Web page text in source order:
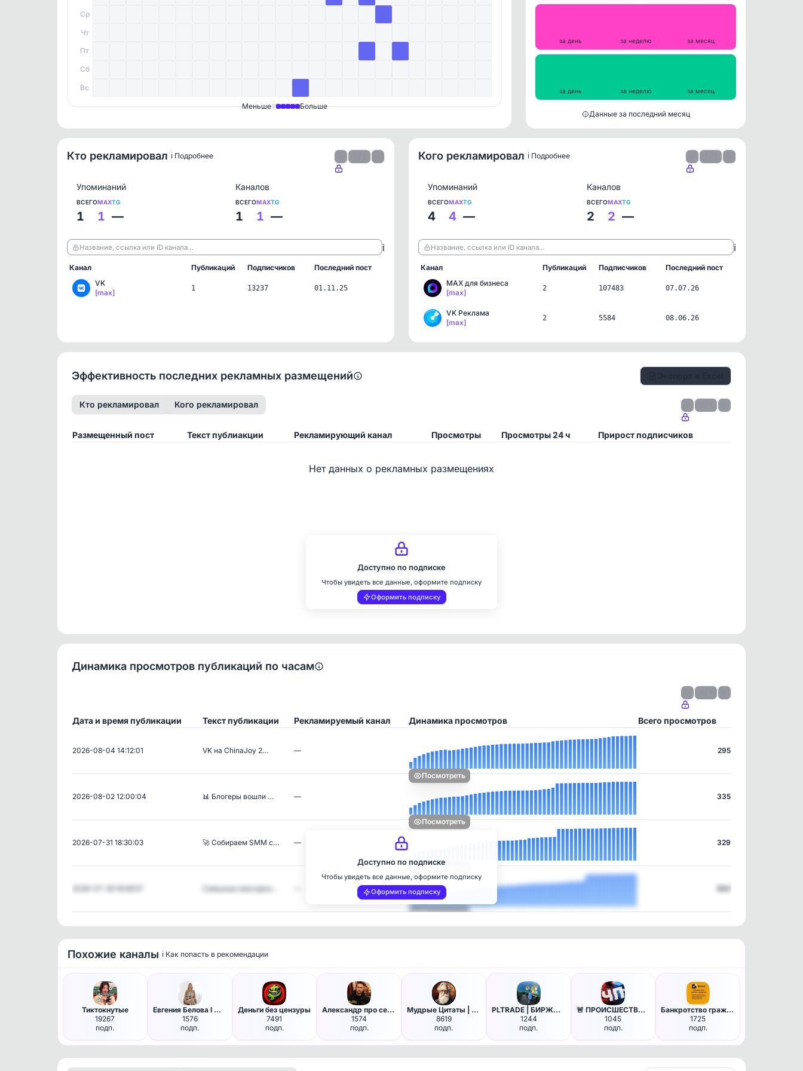
Ср
Чт
Пт
Сб
Вс
Меньше Больше
за день за неделю за месяц
за день за неделю за месяц
Данные за последний месяц
Кто рекламировал ℹ️ Подробнее
Упоминаний
ВСЕГО
1
MAX
1
TG
—
Каналов
ВСЕГО
1
MAX
1
TG
—
Название, ссылка или ID канала… ℹ️
Канал Публикаций Подписчиков
Последний пост
VK
[max]
1 13237 01.11.25
Кого рекламировал ℹ️ Подробнее
Упоминаний
ВСЕГО
4
MAX
4
TG
—
Каналов
ВСЕГО
2
MAX
2
TG
—
Название, ссылка или ID канала… ℹ️
Канал Публикаций Подписчиков
Последний пост
MАХ для бизнеса
[max]
2 107483 07.07.26
VK Реклама
[max]
2 5584 08.06.26
Эффективность последних рекламных размещений
Кто рекламировал Кого рекламировал
Размещенный пост Текст публиакции Рекламирующий канал Просмотры Просмотры 24 ч Прирост подписчиков
Нет данных о рекламных размещениях
Доступно по подписке
Чтобы увидеть все данные, оформите подписку
Оформить подписку
Динамика просмотров публикаций по часам
Дата и время публикации Текст публикации Рекламируемый канал Динамика просмотров Всего просмотров
2026-08-04 14:12:01 VK на ChinaJoy 2… —
Посмотреть
295
2026-08-02 12:00:04 📊 Блогеры вошли … —
Посмотреть
335
2026-07-31 18:30:03 🚀 Собираем SMM с… —
Посмотреть
329
Смешные аватарки…
Посмотреть
484
Доступно по подписке
Чтобы увидеть все данные, оформите подписку
Оформить подписку
Похожие каналы ℹ️ Как попасть в рекомендации
Тиктокнутые
19267
подп.
Евгения Белова I Масштаб в де…
1576
подп.
Деньги без цензуры
7491
подп.
Александр про семейные финансы
1574
подп.
Мудрые Цитаты | Саморазвитие
8619
подп.
PLTRADE | БИРЖА ОКСАНЫ | План…
1244
подп.
🚨 ПРОИСШЕСТВИЯ - предупрежден…
1045
подп.
Банкротство граждан РФ
1725
подп.